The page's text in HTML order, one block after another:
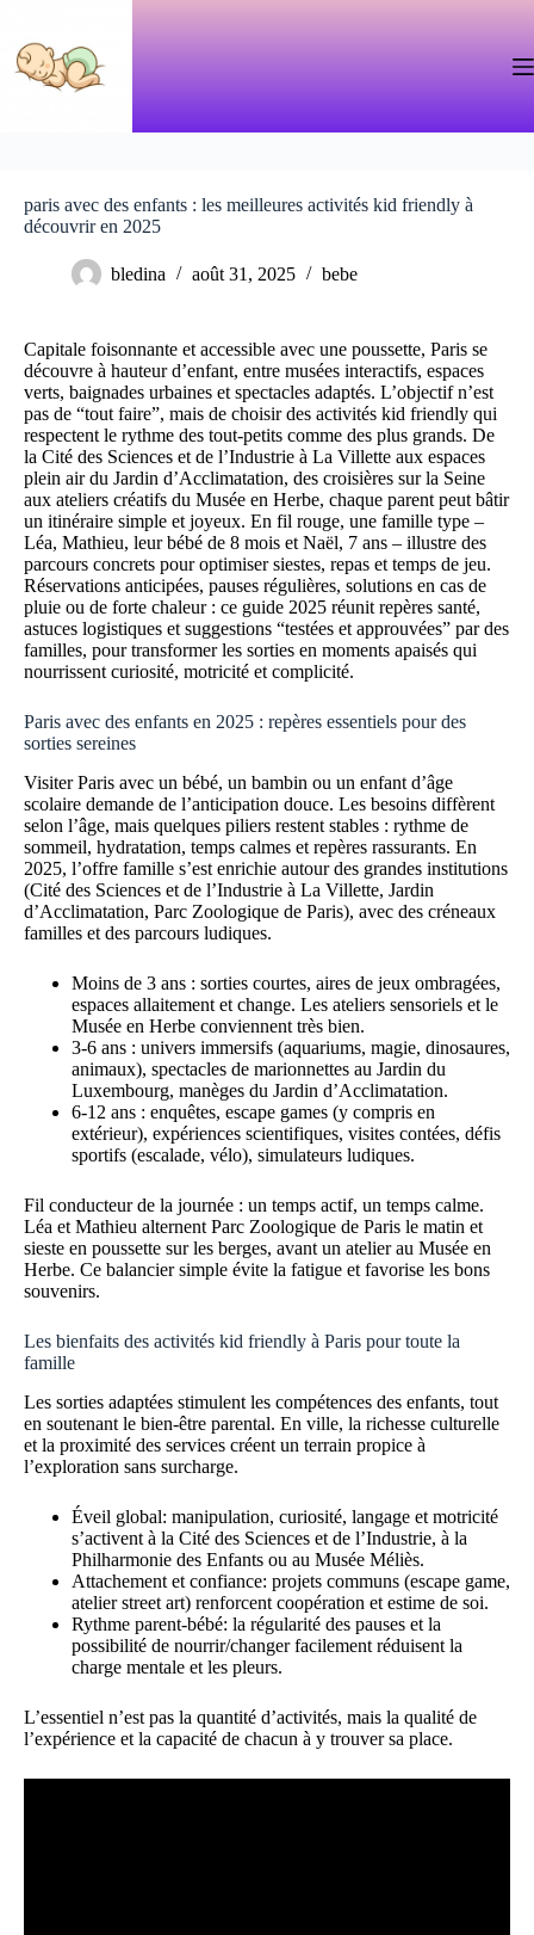
contenu
paris avec des enfants : les meilleures activités kid friendly à
découvrir en 2025
bledina août 31, 2025 bebe
Capitale foisonnante et accessible avec une poussette, Paris se
découvre à hauteur d’enfant, entre musées interactifs, espaces
verts, baignades urbaines et spectacles adaptés. L’objectif n’est
pas de “tout faire”, mais de choisir des activités kid friendly qui
respectent le rythme des tout-petits comme des plus grands. De
la Cité des Sciences et de l’Industrie à La Villette aux espaces
plein air du Jardin d’Acclimatation, des croisières sur la Seine
aux ateliers créatifs du Musée en Herbe, chaque parent peut bâtir
un itinéraire simple et joyeux. En fil rouge, une famille type –
Léa, Mathieu, leur bébé de 8 mois et Naël, 7 ans – illustre des
parcours concrets pour optimiser siestes, repas et temps de jeu.
Réservations anticipées, pauses régulières, solutions en cas de
pluie ou de forte chaleur : ce guide 2025 réunit repères santé,
astuces logistiques et suggestions “testées et approuvées” par des
familles, pour transformer les sorties en moments apaisés qui
nourrissent curiosité, motricité et complicité.
Paris avec des enfants en 2025 : repères essentiels pour des
sorties sereines
Visiter Paris avec un bébé, un bambin ou un enfant d’âge
scolaire demande de l’anticipation douce. Les besoins diffèrent
selon l’âge, mais quelques piliers restent stables : rythme de
sommeil, hydratation, temps calmes et repères rassurants. En
2025, l’offre famille s’est enrichie autour des grandes institutions
(Cité des Sciences et de l’Industrie à La Villette, Jardin
d’Acclimatation, Parc Zoologique de Paris), avec des créneaux
familles et des parcours ludiques.
Moins de 3 ans : sorties courtes, aires de jeux ombragées,
espaces allaitement et change. Les ateliers sensoriels et le
Musée en Herbe conviennent très bien.
3-6 ans : univers immersifs (aquariums, magie, dinosaures,
animaux), spectacles de marionnettes au Jardin du
Luxembourg, manèges du Jardin d’Acclimatation.
6-12 ans : enquêtes, escape games (y compris en
extérieur), expériences scientifiques, visites contées, défis
sportifs (escalade, vélo), simulateurs ludiques.
Fil conducteur de la journée : un temps actif, un temps calme.
Léa et Mathieu alternent Parc Zoologique de Paris le matin et
sieste en poussette sur les berges, avant un atelier au Musée en
Herbe. Ce balancier simple évite la fatigue et favorise les bons
souvenirs.
Les bienfaits des activités kid friendly à Paris pour toute la
famille
Les sorties adaptées stimulent les compétences des enfants, tout
en soutenant le bien-être parental. En ville, la richesse culturelle
et la proximité des services créent un terrain propice à
l’exploration sans surcharge.
Éveil global: manipulation, curiosité, langage et motricité
s’activent à la Cité des Sciences et de l’Industrie, à la
Philharmonie des Enfants ou au Musée Méliès.
Attachement et confiance: projets communs (escape game,
atelier street art) renforcent coopération et estime de soi.
Rythme parent-bébé: la régularité des pauses et la
possibilité de nourrir/changer facilement réduisent la
charge mentale et les pleurs.
L’essentiel n’est pas la quantité d’activités, mais la qualité de
l’expérience et la capacité de chacun à y trouver sa place.